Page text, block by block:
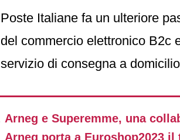
Poste Italiane fa un ulteriore
del commercio elettronico B2c
servizio di consegna a
Bologna e Firenze, sarà via
Arneg e Superemme, una
Arneg porta a Euroshop2023 il